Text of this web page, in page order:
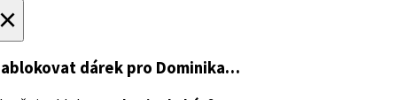
dárek pro Dominika…